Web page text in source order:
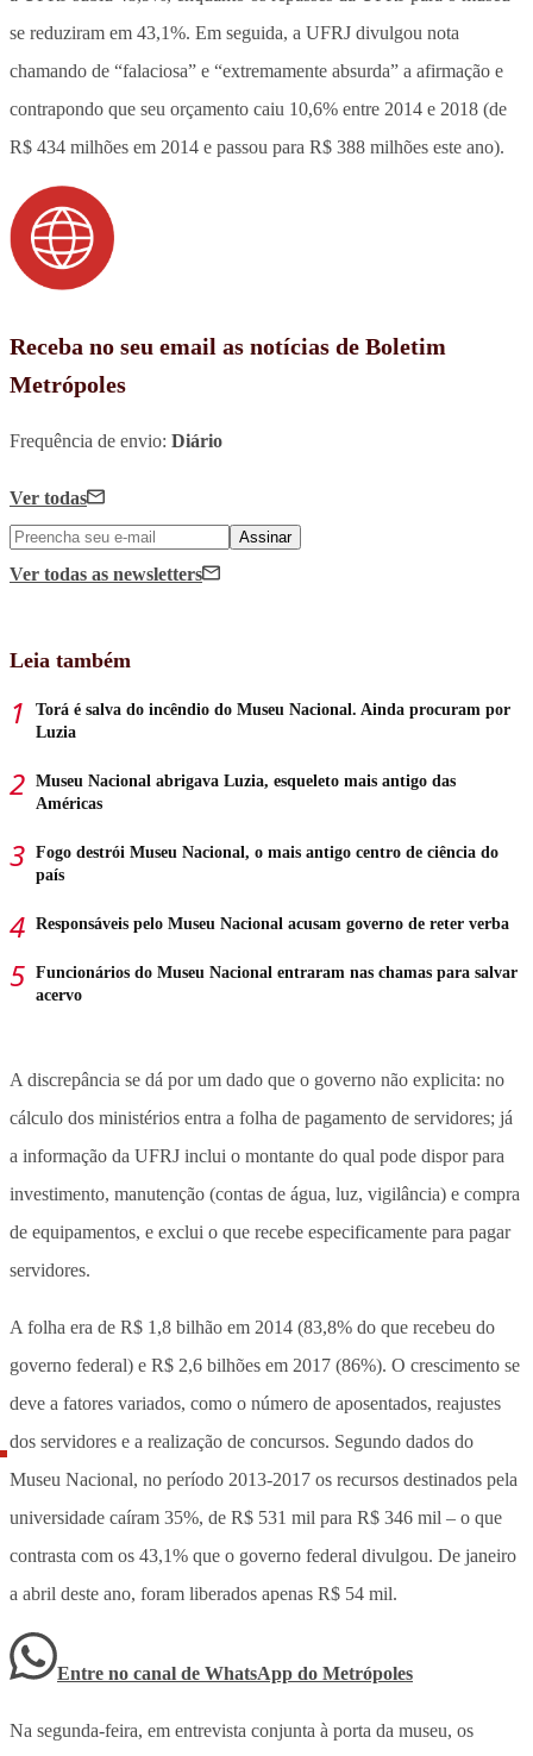
se reduziram em 43,1%. Em seguida, a UFRJ divulgou nota
chamando de “falaciosa” e “extremamente absurda” a afirmação e
contrapondo que seu orçamento caiu 10,6% entre 2014 e 2018 (de
R$ 434 milhões em 2014 e passou para R$ 388 milhões este ano).
Receba no seu email as notícias de Boletim
Metrópoles
Frequência de envio: Diário
Ver todas
Assinar
Ver todas as newsletters
Leia também
Torá é salva do incêndio do Museu Nacional. Ainda procuram por
Luzia
Museu Nacional abrigava Luzia, esqueleto mais antigo das
Américas
Fogo destrói Museu Nacional, o mais antigo centro de ciência do
país
Responsáveis pelo Museu Nacional acusam governo de reter verba
Funcionários do Museu Nacional entraram nas chamas para salvar
acervo
A discrepância se dá por um dado que o governo não explicita: no
cálculo dos ministérios entra a folha de pagamento de servidores; já
a informação da UFRJ inclui o montante do qual pode dispor para
investimento, manutenção (contas de água, luz, vigilância) e compra
de equipamentos, e exclui o que recebe especificamente para pagar
servidores.
A folha era de R$ 1,8 bilhão em 2014 (83,8% do que recebeu do
governo federal) e R$ 2,6 bilhões em 2017 (86%). O crescimento se
deve a fatores variados, como o número de aposentados, reajustes
dos servidores e a realização de concursos. Segundo dados do
Museu Nacional, no período 2013-2017 os recursos destinados pela
universidade caíram 35%, de R$ 531 mil para R$ 346 mil – o que
contrasta com os 43,1% que o governo federal divulgou. De janeiro
a abril deste ano, foram liberados apenas R$ 54 mil.
Entre no canal de WhatsApp do Metrópoles
Na segunda-feira, em entrevista conjunta à porta da museu, os